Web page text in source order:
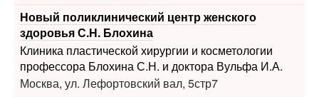
Новый поликлинический центр женского
здоровья С.Н. Блохина
Клиника пластической хирургии и косметологии
профессора Блохина С.Н. и доктора Вульфа И.А.
Москва, ул. Лефортовский вал, 5стр7